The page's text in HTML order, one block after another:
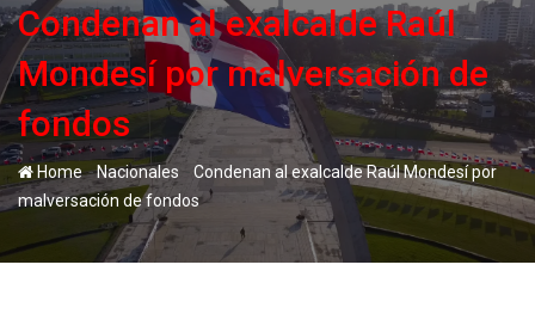
Condenan al exalcalde Raúl
Mondesí por malversación de
fondos
Home-Nacionales
Condenan al exalcalde Raúl Mondesí por
malversación de fondos